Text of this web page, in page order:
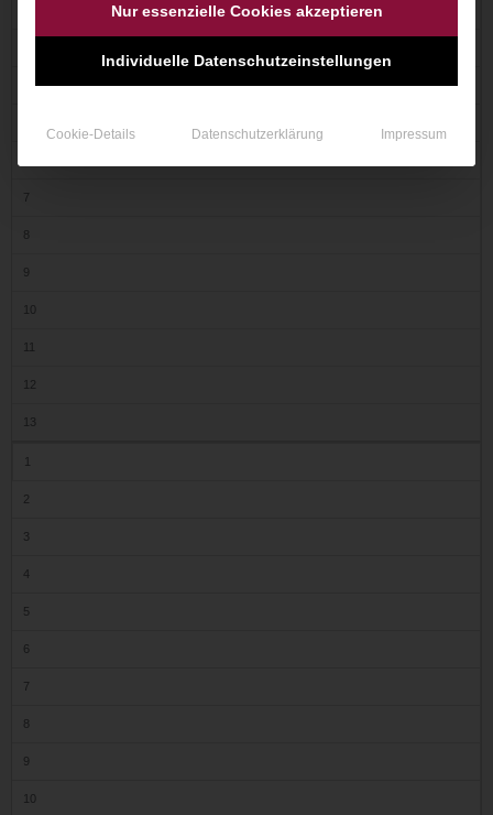
7
8
9
10
12
13
1
2
3
4
5
6
7
8
9
10
Nur essenzielle Cookies akzeptieren
Individuelle Datenschutzeinstellungen
Cookie-Details Datenschutzerklärung Impressum